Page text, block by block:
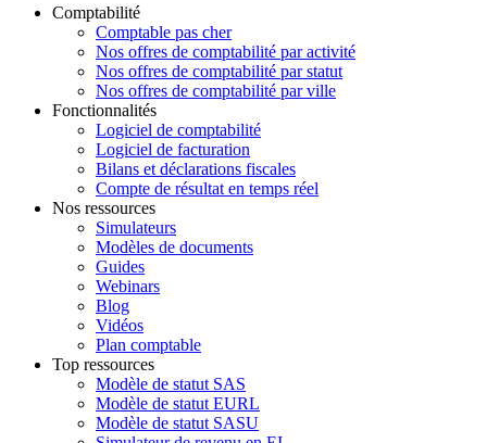
Comptabilité
Comptable pas cher
Nos offres de comptabilité par activité
Nos offres de comptabilité par statut
Nos offres de comptabilité par ville
Fonctionnalités
Logiciel de comptabilité
Logiciel de facturation
Bilans et déclarations fiscales
Compte de résultat en temps réel
Nos ressources
Simulateurs
Modèles de documents
Guides
Webinars
Blog
Vidéos
Plan comptable
Top ressources
Modèle de statut SAS
Modèle de statut EURL
Modèle de statut SASU